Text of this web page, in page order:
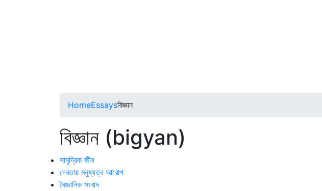
HomeEssaysবিজ্ঞান
বিজ্ঞান (bigyan)
সামুদ্রিক জীব
দেবতায় মনুষ্যত্ব আরোপ
বৈজ্ঞানিক সংবাদ